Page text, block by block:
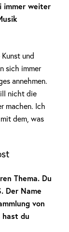
immer weiter
und
sich immer
annehmen.
nicht die
machen. Ich
dem, was
Thema. Du
Der Name
von
hast du